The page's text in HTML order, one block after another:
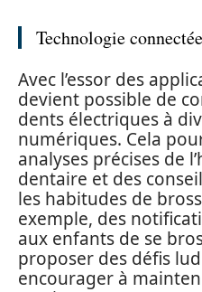
Technologie
Avec l’essor des
devient possible de
dents électriques à
numériques. Cela
analyses précises de
dentaire et des
les habitudes de
exemple, des
aux enfants de se
proposer des défis
encourager à